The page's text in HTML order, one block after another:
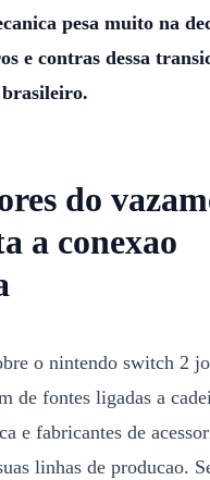
pesa muito na
e contras dessa
do
a conexao
o nintendo switch 2
de fontes ligadas a
e fabricantes de
linhas de producao.